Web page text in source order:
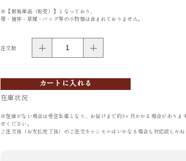
YUKATA
浴衣
※【振袖単品（販売）】となっており、
帯・襦袢・草履・バッグ等の小物類は含まれておりません。
注文数
カートに入れる
在庫状況 :
※在庫がない場合は受注生産となり、お届けまで約3ヶ月かかる場合があり
せください。
ご注文後（お支払完了後）のご注文キャンセルはいかなる場合も対応致しかね